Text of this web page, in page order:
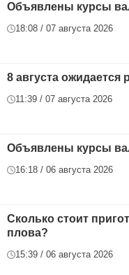
Объявлены курсы
18:08 / 07 августа 2026
8 августа ожидается
11:39 / 07 августа 2026
Объявлены курсы
16:18 / 06 августа 2026
Сколько стоит
плова?
15:39 / 06 августа 2026